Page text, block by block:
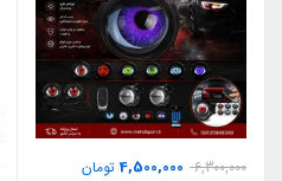
6,300,000
4,500,000تومان